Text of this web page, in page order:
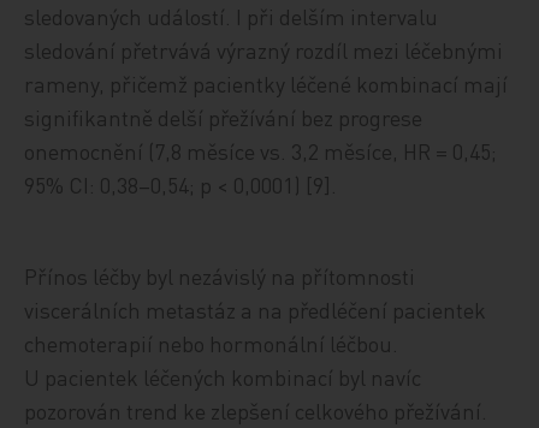
sledovaných událostí. I při delším intervalu
sledování přetrvává výrazný rozdíl mezi léčebnými
rameny, přičemž pacientky léčené kombinací mají
signifikantně delší přežívání bez progrese
onemocnění (7,8 měsíce vs. 3,2 měsíce, HR = 0,45;
95% CI: 0,38–0,54; p < 0,0001) [9].
Přínos léčby byl nezávislý na přítomnosti
viscerálních metastáz a na předléčení pacientek
chemoterapií nebo hormonální léčbou.
U pacientek léčených kombinací byl navíc
pozorován trend ke zlepšení celkového přežívání.